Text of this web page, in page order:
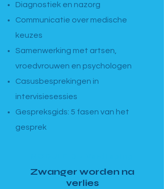
Diagnostiek en nazorg
Communicatie over medische
keuzes
Samenwerking met artsen,
vroedvrouwen en psychologen
Casusbesprekingen in
intervisiesessies
Gespreksgids: 5 fasen van het
gesprek
Zwanger worden na
verlies